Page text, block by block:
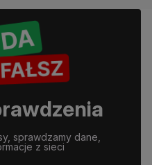
sprawdzamy dane,
z sieci